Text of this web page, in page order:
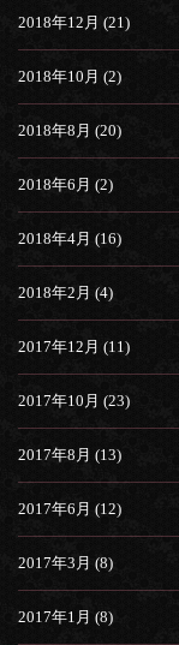
2018年12月 (21)
2018年10月 (2)
2018年8月 (20)
2018年6月 (2)
2018年4月 (16)
2018年2月 (4)
2017年12月 (11)
2017年10月 (23)
2017年8月 (13)
2017年6月 (12)
2017年3月 (8)
2017年1月 (8)